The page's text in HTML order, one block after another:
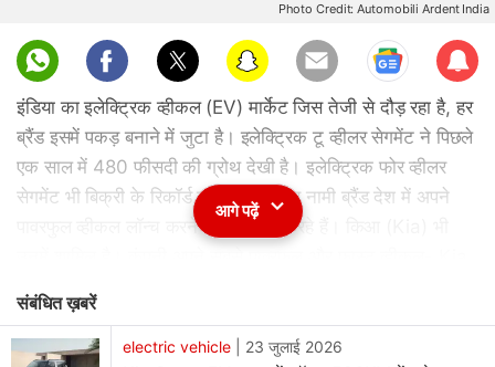
Photo Credit: Automobili Ardent India
Sub
scri
be
इंडिया का इलेक्ट्रिक व्‍हीकल (EV) मार्केट जिस तेजी से दौड़ रहा है, हर
ब्रैंड इसमें पकड़ बनाने में जुटा है। इलेक्ट्रिक टू व्‍हीलर सेगमेंट ने पिछले
एक साल में 480 फीसदी की ग्रोथ देखी है। इलेक्ट्रिक फोर व्‍हीलर
सेगमेंट भी बिक्री के रिकॉर्ड बना रहा है। अब नामी ब्रैंड देश में अपने
पावरफुल व्‍हीकल लॉन्‍च करने की तैयारी कर रहे हैं। किआ (Kia) भी
पिछले साल हुआ था। यह कंपनी का पहला ऑल-इलेक्ट्रिक व्‍हीकल है।
आगे पढ़ें
संबंधित ख़बरें
electric vehicle 23 जुलाई 2026